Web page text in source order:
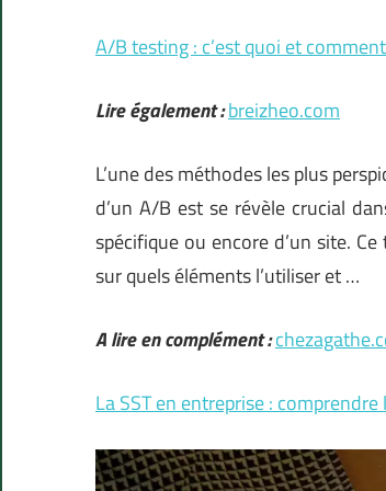
A/B testing : c’est quoi et
Lire également :breizheo.com
L’une des méthodes les plus
d’un A/B est se révèle crucial
spécifique ou encore d’un site.
sur quels éléments l’utiliser et…
A lire en complément :
La SST en entreprise :